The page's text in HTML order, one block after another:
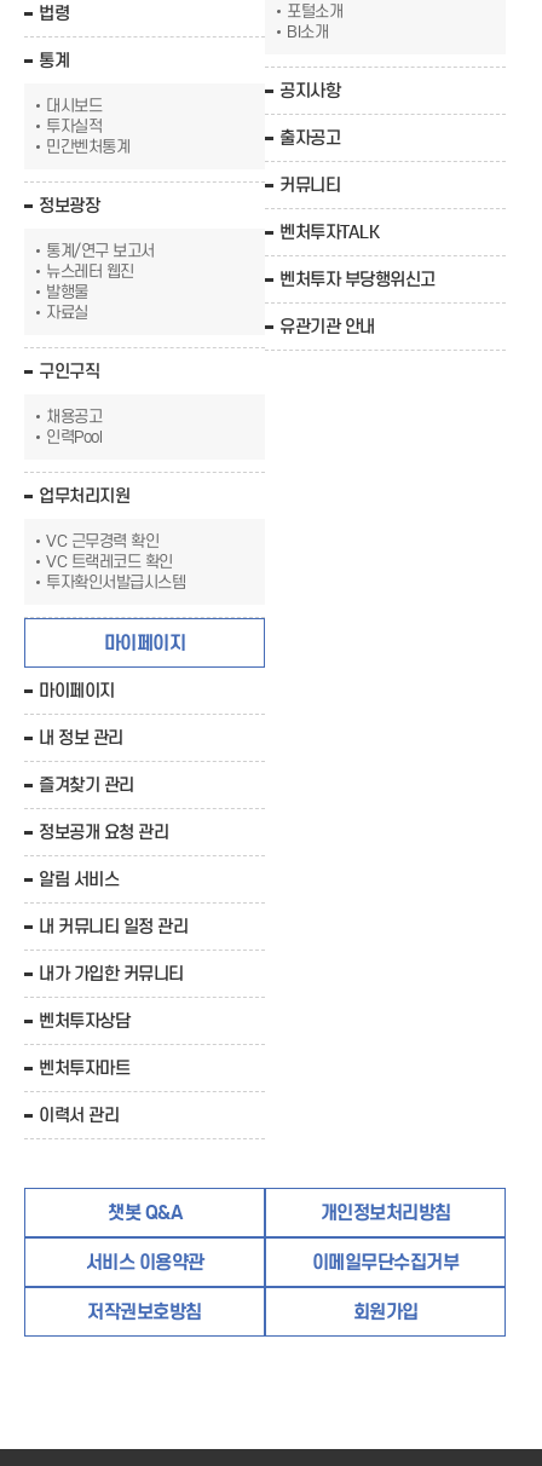
법령
통계
대시보드
투자실적
민간벤처통계
정보광장
통계/연구 보고서
뉴스레터 웹진
발행물
자료실
구인구직
채용공고
인력Pool
업무처리지원
VC 근무경력 확인
VC 트랙레코드 확인
투자확인서발급시스템
포털소개
BI소개
공지사항
출자공고
커뮤니티
벤처투자TALK
벤처투자 부당행위신고
유관기관 안내
마이페이지
마이페이지
내 정보 관리
즐겨찾기 관리
정보공개 요청 관리
알림 서비스
내 커뮤니티 일정 관리
내가 가입한 커뮤니티
벤처투자상담
벤처투자마트
이력서 관리
챗봇 Q&A 개인정보처리방침
서비스 이용약관 이메일무단수집거부
저작권보호방침 회원가입